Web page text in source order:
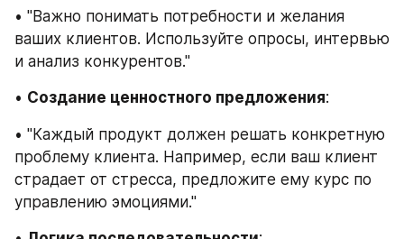
• "Важно понимать потребности и желания
ваших клиентов. Используйте опросы, интервью
и анализ конкурентов."
• Создание ценностного предложения:
• "Каждый продукт должен решать конкретную
проблему клиента. Например, если ваш клиент
страдает от стресса, предложите ему курс по
управлению эмоциями."